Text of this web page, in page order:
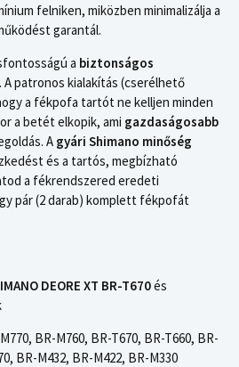
felniken, miközben minimalizálja a
garantál.
a biztonságos
A patronos kialakítás (cserélhető
a fékpofa tartót ne kelljen minden
a betét elkopik, ami gazdaságosabb
A gyári Shimano minőség
és a tartós, megbízható
a fékrendszered eredeti
pár (2 darab) komplett fékpofát
DEORE XT BR-T670és
BR-M760, BR-T670, BR-T660, BR-
BR-M432, BR-M422, BR-M330